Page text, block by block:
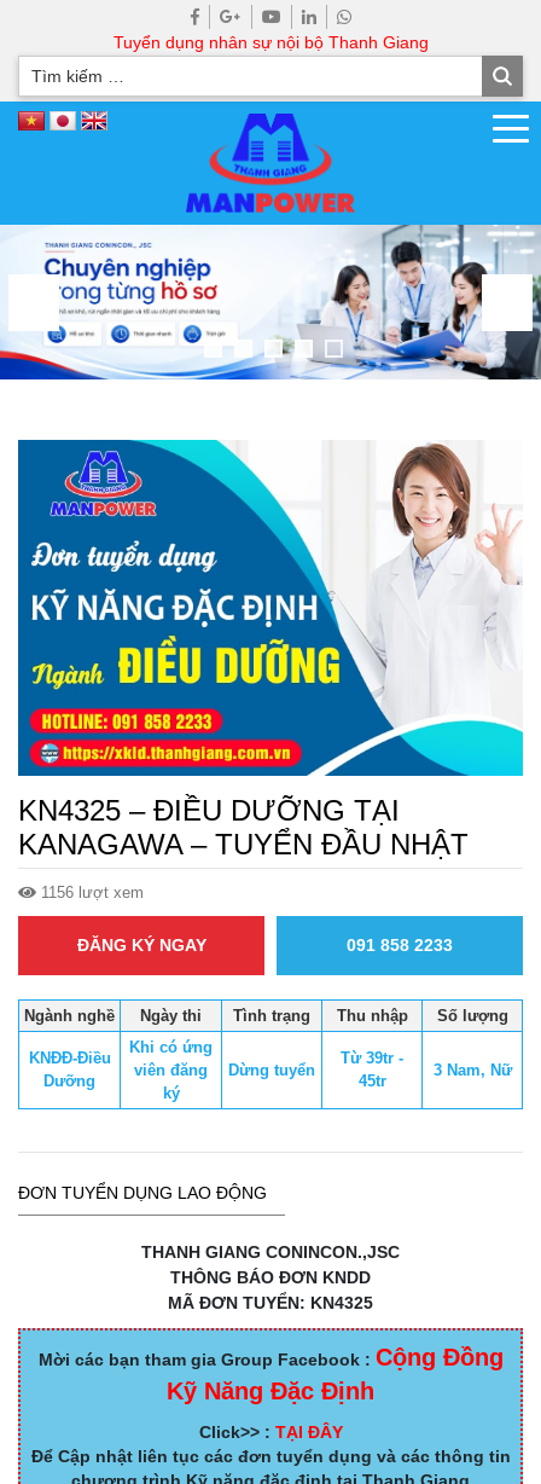
Tuyển dụng nhân sự nội bộ Thanh Giang
KN4325 – ĐIỀU DƯỠNG TẠI
KANAGAWA – TUYỂN ĐẦU NHẬT
1156 lượt xem
ĐĂNG KÝ NGAY 091 858 2233
Ngành nghề Ngày thi Tình trạng Thu nhập Số lượng
KNĐĐ-Điều
Dưỡng
Khi có ứng
viên đăng
ký
Dừng tuyển
Từ 39tr -
45tr
3 Nam, Nữ
ĐƠN TUYỂN DỤNG LAO ĐỘNG
THANH GIANG CONINCON.,JSC
THÔNG BÁO ĐƠN KNDD
MÃ ĐƠN TUYỂN: KN4325
Mời các bạn tham gia Group Facebook : Cộng Đồng
Kỹ Năng Đặc Định
Click>> : TẠI ĐÂY
Để Cập nhật liên tục các đơn tuyển dụng và các thông tin